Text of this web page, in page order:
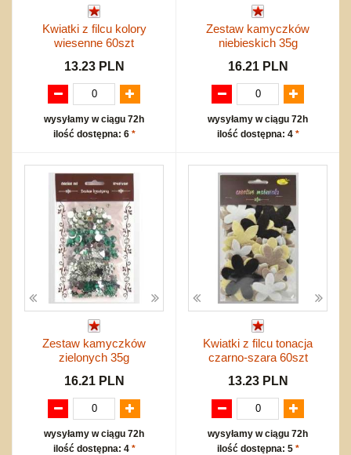
Kwiatki z filcu kolory
wiesenne 60szt
13.23 PLN
wysyłamy w ciągu 72h
ilość dostępna: 6 *
Zestaw kamyczków
niebieskich 35g
16.21 PLN
wysyłamy w ciągu 72h
ilość dostępna: 4 *
Zestaw kamyczków
zielonych 35g
16.21 PLN
wysyłamy w ciągu 72h
ilość dostępna: 4 *
Kwiatki z filcu tonacja
czarno-szara 60szt
13.23 PLN
wysyłamy w ciągu 72h
ilość dostępna: 5 *